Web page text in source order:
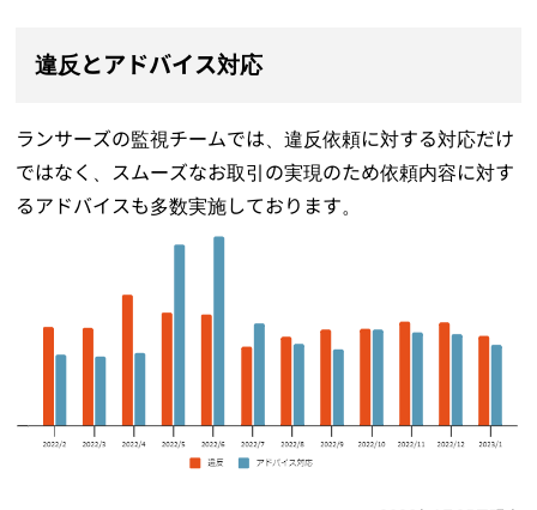
違反とアドバイス対応
ランサーズの監視チームでは、違反依頼に対する対応だけ
ではなく、スムーズなお取引の実現のため依頼内容に対す
るアドバイスも多数実施しております。